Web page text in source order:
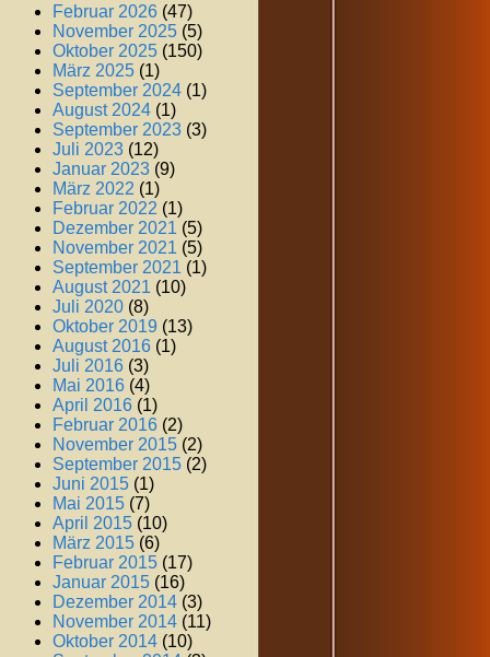
Februar 2026 (47)
November 2025 (5)
Oktober 2025 (150)
März 2025 (1)
September 2024 (1)
August 2024 (1)
September 2023 (3)
Juli 2023 (12)
Januar 2023 (9)
März 2022 (1)
Februar 2022 (1)
Dezember 2021 (5)
November 2021 (5)
September 2021 (1)
August 2021 (10)
Juli 2020 (8)
Oktober 2019 (13)
August 2016 (1)
Juli 2016 (3)
Mai 2016 (4)
April 2016 (1)
Februar 2016 (2)
November 2015 (2)
September 2015 (2)
Juni 2015 (1)
Mai 2015 (7)
April 2015 (10)
März 2015 (6)
Februar 2015 (17)
Januar 2015 (16)
Dezember 2014 (3)
November 2014 (11)
Oktober 2014 (10)